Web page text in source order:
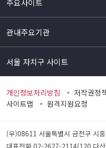
관내주요기관
서울 자치구 사이트
개인정보처리방침 저작권정
사이트맵
원격지원요청
(우)08611 서울특별시 금천구 시
대표전화 02-2627-2114(120 다